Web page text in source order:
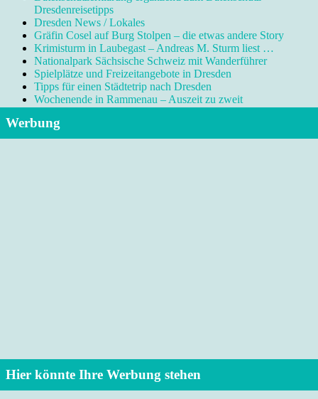
Dresdenreisetipps
Dresden News / Lokales
Gräfin Cosel auf Burg Stolpen – die etwas andere Story
Krimisturm in Laubegast – Andreas M. Sturm liest …
Nationalpark Sächsische Schweiz mit Wanderführer
Spielplätze und Freizeitangebote in Dresden
Tipps für einen Städtetrip nach Dresden
Wochenende in Rammenau – Auszeit zu zweit
Werbung
Hier könnte Ihre Werbung stehen